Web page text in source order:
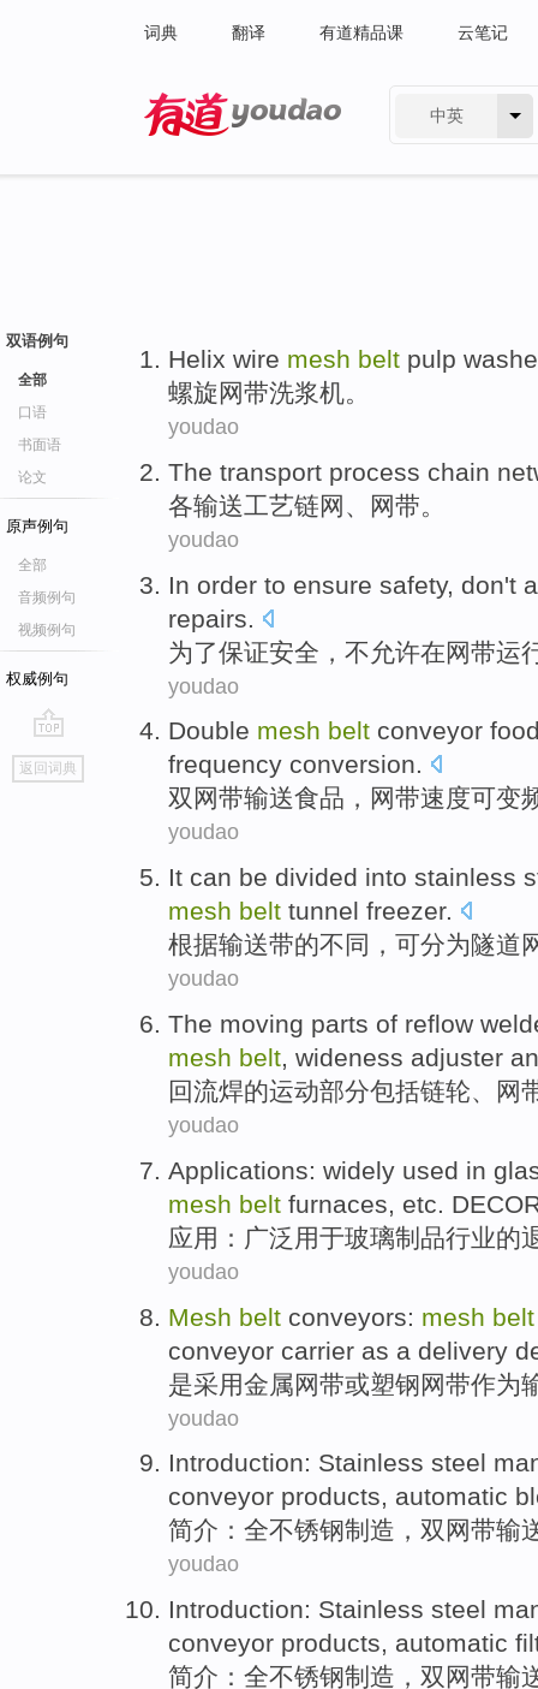
词典 翻译 有道精品课 云笔记
中英
双语例句
全部
口语
书面语
论文
原声例句
全部
音频例句
视频例句
权威例句
go
top
返回词典
Helix wire mesh belt pulp
螺旋 网带洗浆机。
youdao
The transport process chain
各输送工艺链网 、 网带。
youdao
In order to ensure safety, don't
repairs
为了保证安全 ， 不允许在网带运
youdao
Double mesh belt conveyor
frequency conversion.
双 网带输送食品 ，网带速度可变
youdao
It can be divided into stainless
mesh belt tunnel freezer.
根据输送带的不同， 可分为隧道
youdao
The moving parts of reflow
mesh belt, wideness adjuster
回流焊的运动部分包括链轮、 网
youdao
Applications: widely used in
mesh belt furnaces, etc.
应用 ： 广泛 用于玻璃制品行业的
youdao
Mesh belt conveyors: mesh belt
conveyor carrier as a delivery
是采用金属网带或塑钢网带作为
youdao
Introduction: Stainless steel
conveyor products, automatic
简介 ：全不锈钢制造 ， 双 网带输
youdao
Introduction: Stainless steel
conveyor products, automatic
简介 ：全不锈钢制造 ， 双 网带输